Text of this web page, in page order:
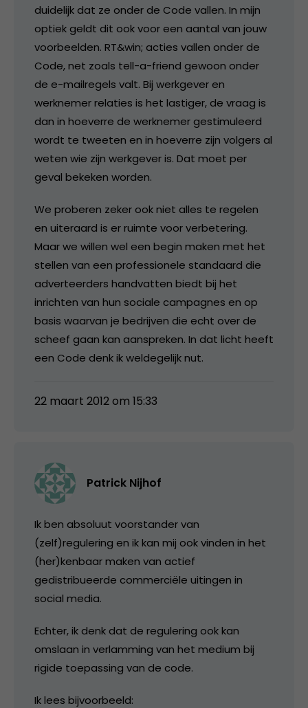
duidelijk dat ze onder de Code vallen. In mijn
optiek geldt dit ook voor een aantal van jouw
voorbeelden. RT&win; acties vallen onder de
Code, net zoals tell-a-friend gewoon onder
de e-mailregels valt. Bij werkgever en
werknemer relaties is het lastiger, de vraag is
dan in hoeverre de werknemer gestimuleerd
wordt te tweeten en in hoeverre zijn volgers al
weten wie zijn werkgever is. Dat moet per
geval bekeken worden.
We proberen zeker ook niet alles te regelen
en uiteraard is er ruimte voor verbetering.
Maar we willen wel een begin maken met het
stellen van een professionele standaard die
adverteerders handvatten biedt bij het
inrichten van hun sociale campagnes en op
basis waarvan je bedrijven die echt over de
scheef gaan kan aanspreken. In dat licht heeft
een Code denk ik weldegelijk nut.
22 maart 2012 om 15:33
Patrick Nijhof
Ik ben absoluut voorstander van
(zelf)regulering en ik kan mij ook vinden in het
(her)kenbaar maken van actief
gedistribueerde commerciële uitingen in
social media.
Echter, ik denk dat de regulering ook kan
omslaan in verlamming van het medium bij
rigide toepassing van de code.
Ik lees bijvoorbeeld: